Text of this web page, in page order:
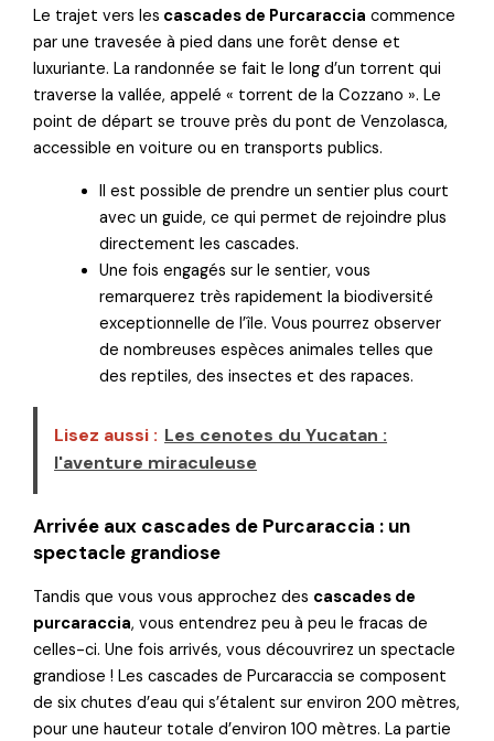
Le trajet vers les cascades de Purcaraccia commence
par une travesée à pied dans une forêt dense et
luxuriante. La randonnée se fait le long d’un torrent qui
traverse la vallée, appelé « torrent de la Cozzano ». Le
point de départ se trouve près du pont de Venzolasca,
accessible en voiture ou en transports publics.
Il est possible de prendre un sentier plus court
avec un guide, ce qui permet de rejoindre plus
directement les cascades.
Une fois engagés sur le sentier, vous
remarquerez très rapidement la biodiversité
exceptionnelle de l’île. Vous pourrez observer
de nombreuses espèces animales telles que
des reptiles, des insectes et des rapaces.
Lisez aussi : Les cenotes du Yucatan :
l'aventure miraculeuse
Arrivée aux cascades de Purcaraccia : un
spectacle grandiose
Tandis que vous vous approchez des cascades de
purcaraccia, vous entendrez peu à peu le fracas de
celles-ci. Une fois arrivés, vous découvrirez un spectacle
grandiose ! Les cascades de Purcaraccia se composent
de six chutes d’eau qui s’étalent sur environ 200 mètres,
pour une hauteur totale d’environ 100 mètres. La partie